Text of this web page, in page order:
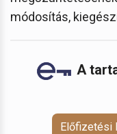
módosítás,
A
Előfizetési